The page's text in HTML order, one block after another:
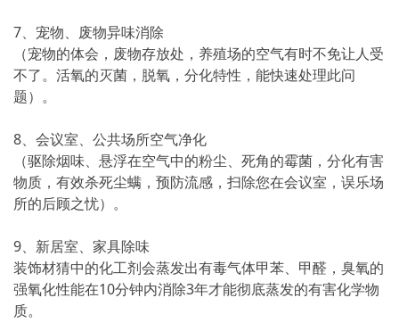
7、宠物、废物异味消除
（宠物的体会，废物存放处，养殖场的空气有时不免让人受
不了。活氧的灭菌，脱氧，分化特性，能快速处理此问
题）。
8、会议室、公共场所空气净化
（驱除烟味、悬浮在空气中的粉尘、死角的霉菌，分化有害
物质，有效杀死尘螨，预防流感，扫除您在会议室，误乐场
所的后顾之忧）。
9、新居室、家具除味
装饰材猜中的化工剂会蒸发出有毒气体甲苯、甲醛，臭氧的
强氧化性能在10分钟内消除3年才能彻底蒸发的有害化学物
质。